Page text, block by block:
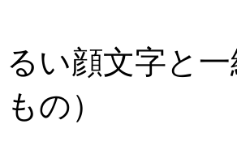
BBSでも
るい顔文字と
もの）